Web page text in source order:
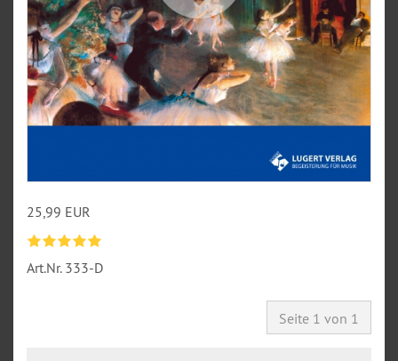
25,99 EUR
Art.Nr. 333-D
Seite 1 von 1